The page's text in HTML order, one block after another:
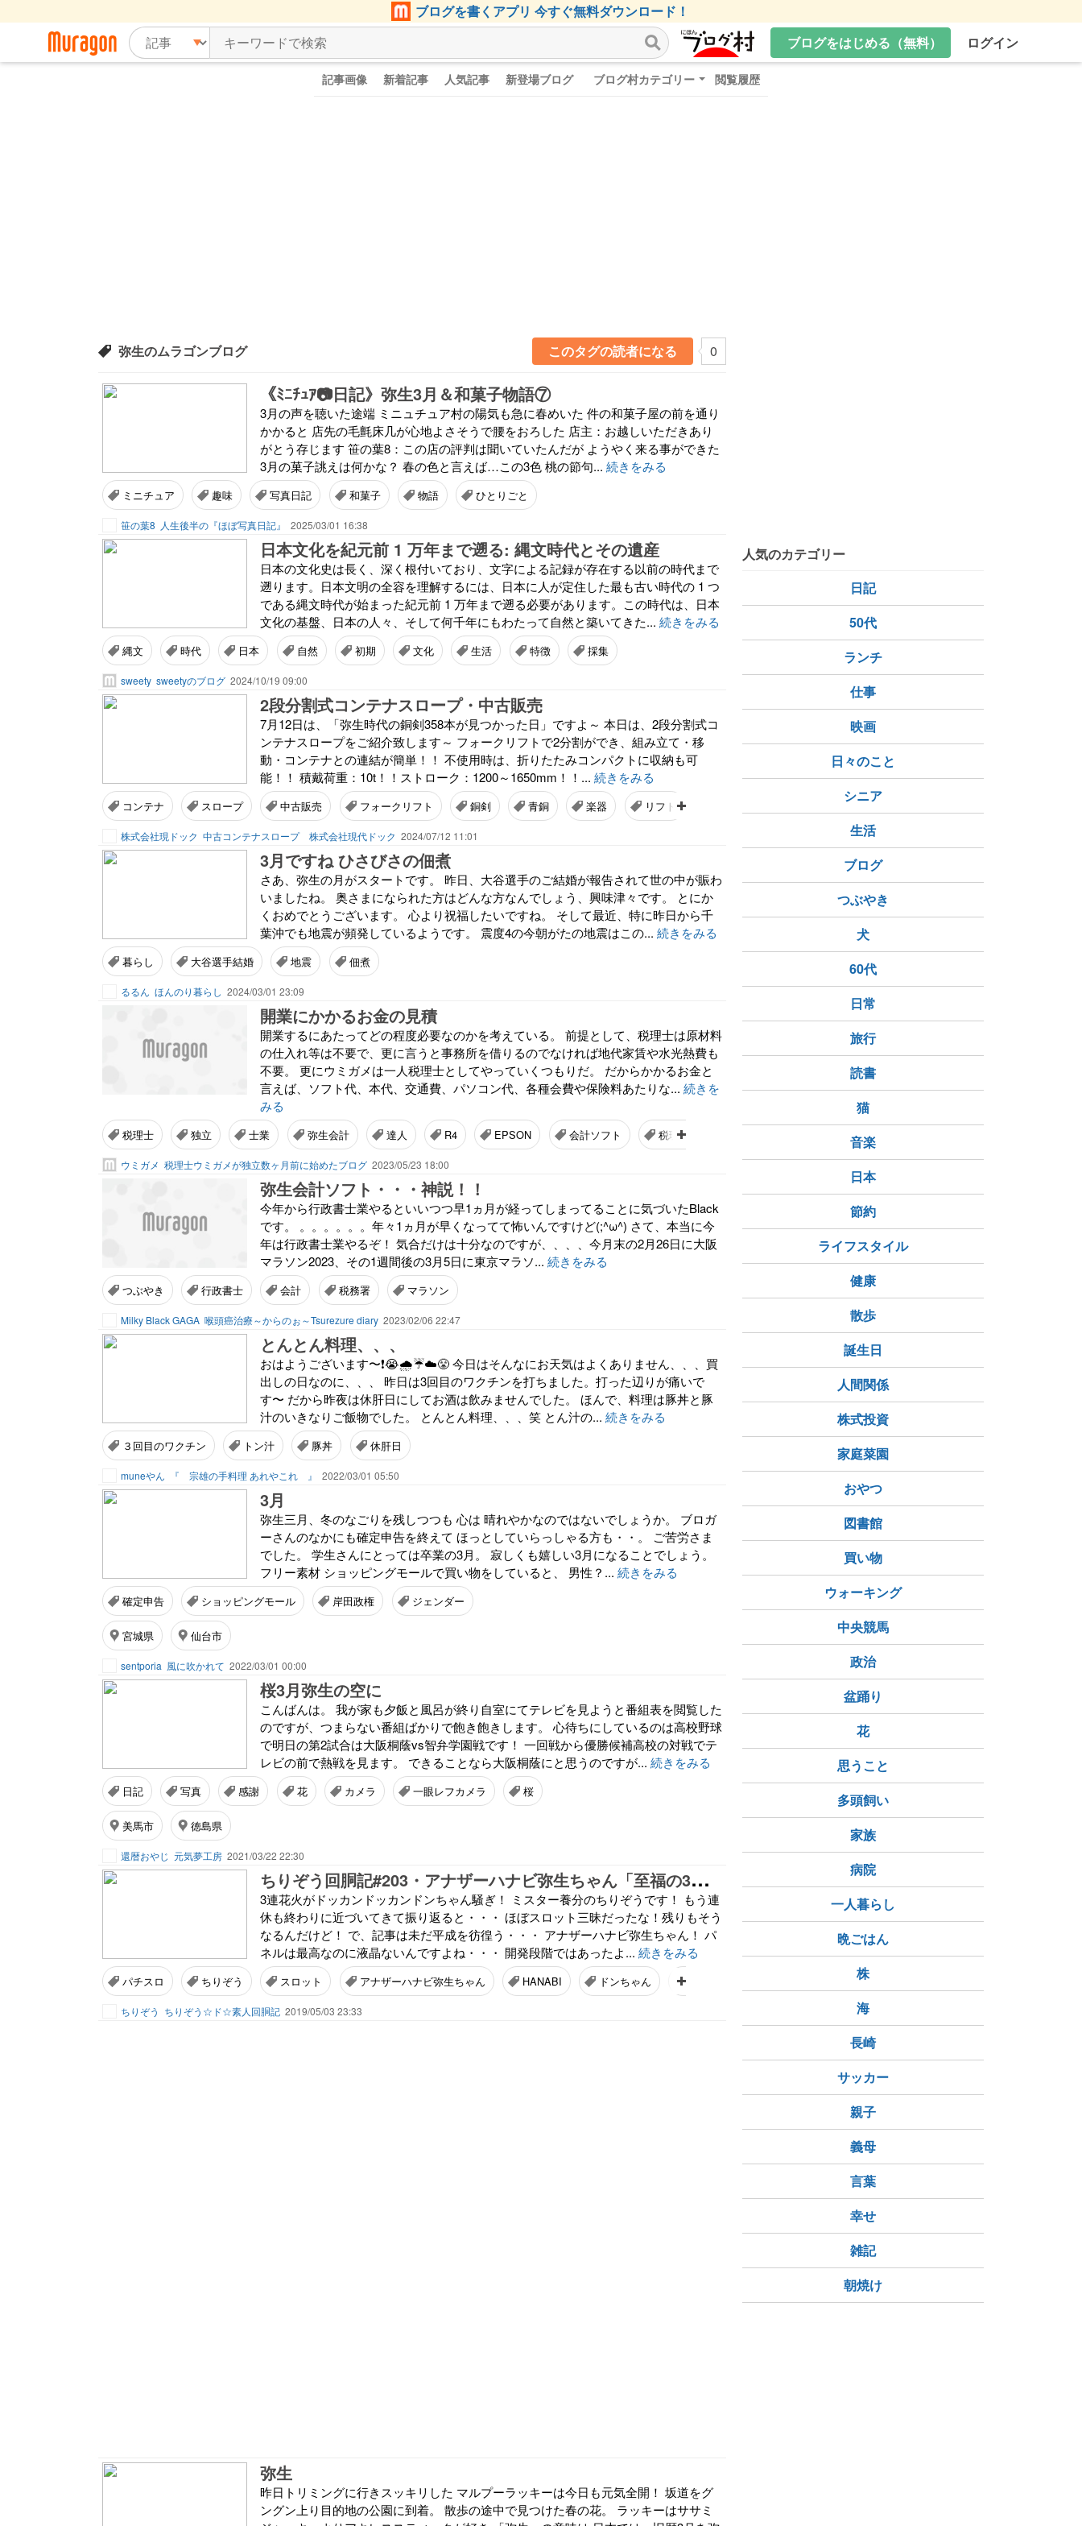
ブログを書くアプリ 今すぐ無料ダウンロード！
ブログをはじめる（無料）
ログイン
記事画像 新着記事 人気記事 新登場ブログ ブログ村カテゴリー 閲覧履歴
弥生のムラゴンブログ このタグの読者になる 0
《ﾐﾆﾁｭｱ📷日記》弥生3月＆和菓子物語⑦
3月の声を聴いた途端 ミニュチュア村の陽気も急に春めいた 件の和菓子屋の前を通り
かかると 店先の毛氈床几が心地よさそうで腰をおろした 店主：お越しいただきあり
がとう存じます 笹の葉8：この店の評判は聞いていたんだが ようやく来る事ができた
3月の菓子誂えは何かな？ 春の色と言えば…この3色 桃の節句... 続きをみる
ミニチュア 趣味 写真日記 和菓子 物語 ひとりごと
笹の葉8 人生後半の『ほぼ写真日記』 2025/03/01 16:38
日本文化を紀元前 1 万年まで遡る: 縄文時代とその遺産
日本の文化史は長く、深く根付いており、文字による記録が存在する以前の時代まで
遡ります。日本文明の全容を理解するには、日本に人が定住した最も古い時代の 1 つ
である縄文時代が始まった紀元前 1 万年まで遡る必要があります。この時代は、日本
文化の基盤、日本の人々、そして何千年にもわたって自然と築いてきた... 続きをみる
縄文 時代 日本 自然 初期 文化 生活 特徴 採集
sweety sweetyのブログ 2024/10/19 09:00
2段分割式コンテナスロープ・中古販売
7月12日は、「弥生時代の銅剣358本が見つかった日」ですよ～ 本日は、2段分割式コ
ンテナスロープをご紹介致します～ フォークリフトで2分割ができ、組み立て・移
動・コンテナとの連結が簡単！！ 不使用時は、折りたたみコンパクトに収納も可
能！！ 積戴荷重：10t！！ストローク：1200～1650mm！！... 続きをみる
コンテナ スロープ 中古販売 フォークリフト 銅剣 青銅 楽器 リフト
株式会社現ドック 中古コンテナスロープ 株式会社現代ドック 2024/07/12 11:01
3月ですね ひさびさの佃煮
さあ、弥生の月がスタートです。 昨日、大谷選手のご結婚が報告されて世の中が賑わ
いましたね。 奥さまになられた方はどんな方なんでしょう、興味津々です。 とにか
くおめでとうございます。 心より祝福したいですね。 そして最近、特に昨日から千
葉沖でも地震が頻発しているようです。 震度4の今朝がたの地震はこの... 続きをみる
暮らし 大谷選手結婚 地震 佃煮
るるん ほんのり暮らし 2024/03/01 23:09
開業にかかるお金の見積
開業するにあたってどの程度必要なのかを考えている。 前提として、税理士は原材料
の仕入れ等は不要で、更に言うと事務所を借りるのでなければ地代家賃や水光熱費も
不要。 更にウミガメは一人税理士としてやっていくつもりだ。 だからかかるお金と
言えば、ソフト代、本代、交通費、パソコン代、各種会費や保険料あたりな... 続きを
みる
税理士 独立 士業 弥生会計 達人 R4 EPSON 会計ソフト 税理士事務所
ウミガメ 税理士ウミガメが独立数ヶ月前に始めたブログ 2023/05/23 18:00
弥生会計ソフト・・・神説！！
今年から行政書士業やるといいつつ早1ヵ月が経ってしまってることに気づいたBlack
です。 。。。。。。年々1ヵ月が早くなってて怖いんですけど(;^ω^) さて、本当に今
年は行政書士業やるぞ！ 気合だけは十分なのですが、、、、今月末の2月26日に大阪
マラソン2023、その1週間後の3月5日に東京マラソ... 続きをみる
つぶやき 行政書士 会計 税務署 マラソン
Milky Black GAGA 喉頭癌治療～からのぉ～Tsurezure diary 2023/02/06 22:47
とんとん料理、、、
おはようございます〜❗😭🌧️☔☁️😤 今日はそんなにお天気はよくありません、、、買
出しの日なのに、、、 昨日は3回目のワクチンを打ちました。打った辺りが痛いで
す〜 だから昨夜は休肝日にしてお酒は飲みませんでした。 ほんで、料理は豚丼と豚
汁のいきなりご飯物でした。 とんとん料理、、、笑 とん汁の... 続きをみる
３回目のワクチン トン汁 豚丼 休肝日
muneやん 『 宗雄の手料理 あれやこれ 』 2022/03/01 05:50
3月
弥生三月、冬のなごりを残しつつも 心は 晴れやかなのではないでしょうか。 ブロガ
ーさんのなかにも確定申告を終えて ほっとしていらっしゃる方も・・。 ご苦労さま
でした。 学生さんにとっては卒業の3月。 寂しくも嬉しい3月になることでしょう。
フリー素材 ショッピングモールで買い物をしていると、 男性？... 続きをみる
確定申告 ショッピングモール 岸田政権 ジェンダー
宮城県 仙台市
sentporia 風に吹かれて 2022/03/01 00:00
桜3月弥生の空に
こんばんは。 我が家も夕飯と風呂が終り自室にてテレビを見ようと番組表を閲覧した
のですが、つまらない番組ばかりで飽き飽きします。 心待ちにしているのは高校野球
で明日の第2試合は大阪桐蔭vs智弁学園戦です！ 一回戦から優勝候補高校の対戦でテ
レビの前で熱戦を見ます。 できることなら大阪桐蔭にと思うのですが... 続きをみる
日記 写真 感謝 花 カメラ 一眼レフカメラ 桜
美馬市 徳島県
還暦おやじ 元気夢工房 2021/03/22 22:30
ち
りぞう回胴記#203・アナザーハナビ弥生ちゃん「至福の3連ドンちゃん騒ぎ」
3連花火がドッカンドッカンドンちゃん騒ぎ！ ミスター養分のちりぞうです！ もう連
休も終わりに近づいてきて振り返ると・・・ ほぼスロット三昧だったな！残りもそう
なるんだけど！ で、記事は未だ平成を彷徨う・・・ アナザーハナビ弥生ちゃん！ パ
ネルは最高なのに液晶ないんですよね・・・ 開発段階ではあったよ... 続きをみる
パチスロ ちりぞう スロット アナザーハナビ弥生ちゃん HANABI ドンちゃん
ちりぞう ちりぞう☆ド☆素人回胴記 2019/05/03 23:33
弥生
昨日トリミングに行きスッキリした マルプーラッキーは今日も元気全開！ 坂道をグ
ングン上り目的地の公園に到着。 散歩の途中で見つけた春の花。 ラッキーはササミ
人気のカテゴリー
日記
50代
ランチ
仕事
映画
日々のこと
シニア
生活
ブログ
つぶやき
犬
60代
日常
旅行
読書
猫
音楽
日本
節約
ライフスタイル
健康
散歩
誕生日
人間関係
株式投資
家庭菜園
おやつ
図書館
買い物
ウォーキング
中央競馬
政治
盆踊り
花
思うこと
多頭飼い
家族
病院
一人暮らし
晩ごはん
株
海
長崎
サッカー
親子
義母
言葉
幸せ
雑記
朝焼け